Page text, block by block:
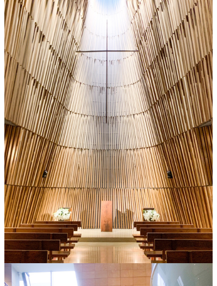
段
取
り
P
L
A
C
O
L
E
&
D
R
E
S
S
Y
公